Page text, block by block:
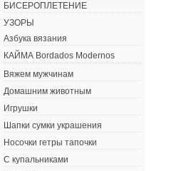
БИСЕРОПЛЕТЕНИЕ
УЗОРЫ
Азбука вязания
КАЙМА Bordados Modernos
Вяжем мужчинам
Домашним животным
Игрушки
Шапки сумки украшения
Носочки гетры тапочки
С купальниками